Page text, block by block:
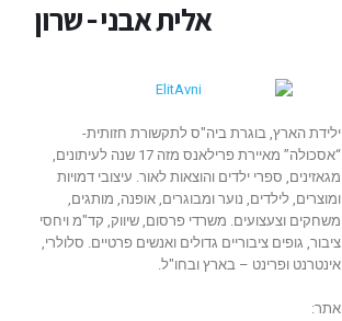
אלית אבני - שרון
ילידת הארץ, בוגרת ביה"ס לתקשורת חזותית-
“אסכולה” מאיירת פרילאנס מזה 17 שנה לעיתונים,
מגאזינים, ספרי ילדים והוצאות לאור. עיצובי דמויות
ומוצרים, לילדים, נוער ומבוגרים, אופנה, מותגים,
משחקים וצעצועים. משרדי פרסום, שיווק, קד"מ ויחסי
ציבור, גופים ציבוריים גדולים ואנשים פרטיים. סלולרי,
אינטרנט ופרינט – בארץ ובחו"ל.
אתר: